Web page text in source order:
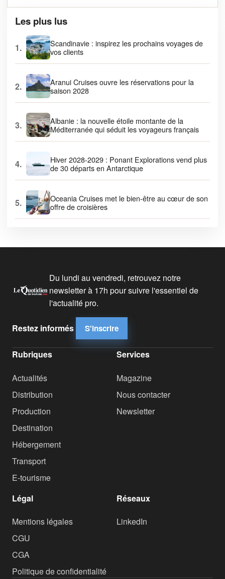
Les plus lus
1.
Scandinavie : inspirez les prochains voyages de
vos clients
2.
Aranui Cruises ouvre les réservations pour la
saison 2028
3.
Albanie : la nouvelle étoile montante de la
Méditerranée qui séduit les voyageurs français
4.
Hiver 2028-2029 : Ponant Explorations vend plus
de 30 départs en Antarctique
5.
Oceania Cruises met le bien-être au cœur de son
offre de croisières
Du lundi au vendredi, retrouvez notre
newsletter à 17h pour suivre l'essentiel de
l'actualité pro.
Restez informés S'inscrire
Rubriques
Actualités
Distribution
Production
Destination
Hébergement
Transport
E-tourisme
Services
Magazine
Nous contacter
Newsletter
Légal
Mentions légales
CGU
CGA
Politique de confidentialité
Réseaux
LinkedIn